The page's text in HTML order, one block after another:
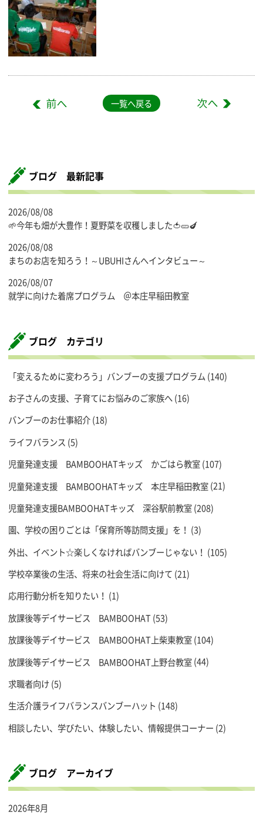
一覧へ戻る
ブログ 最新記事
2026/08/08
🌱今年も畑が大豊作！夏野菜を収穫しました🍅🥒🍆
2026/08/08
まちのお店を知ろう！～UBUHIさんへインタビュー～
2026/08/07
就学に向けた着席プログラム ＠本庄早稲田教室
ブログ カテゴリ
「変えるために変わろう」バンブーの支援プログラム (140)
お子さんの支援、子育てにお悩みのご家族へ(16)
バンブーのお仕事紹介(18)
ライフバランス (5)
児童発達支援 BAMBOOHATキッズ かごはら教室(107)
児童発達支援 BAMBOOHATキッズ 本庄早稲田教室(21)
児童発達支援BAMBOOHATキッズ 深谷駅前教室(208)
園、学校の困りごとは「保育所等訪問支援」を！ (3)
外出、イベント☆楽しくなければバンブーじゃない！ (105)
学校卒業後の生活、将来の社会生活に向けて (21)
応用行動分析を知りたい！ (1)
放課後等デイサービス BAMBOOHAT(53)
放課後等デイサービス BAMBOOHAT上柴東教室(104)
放課後等デイサービス BAMBOOHAT上野台教室(44)
求職者向け(5)
生活介護ライフバランスバンブーハット (148)
相談したい、学びたい、体験したい、情報提供コーナー (2)
ブログ アーカイブ
2026年8月